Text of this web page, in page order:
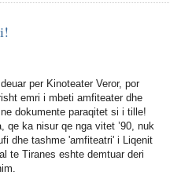
per Kinoteater Veror, por
emri i mbeti amfiteater dhe
dokumente paraqitet si i tille!
qe ka nisur qe nga vitet ’90, nuk
dhe tashme 'amfiteatri' i Liqenit
te Tiranes eshte demtuar deri